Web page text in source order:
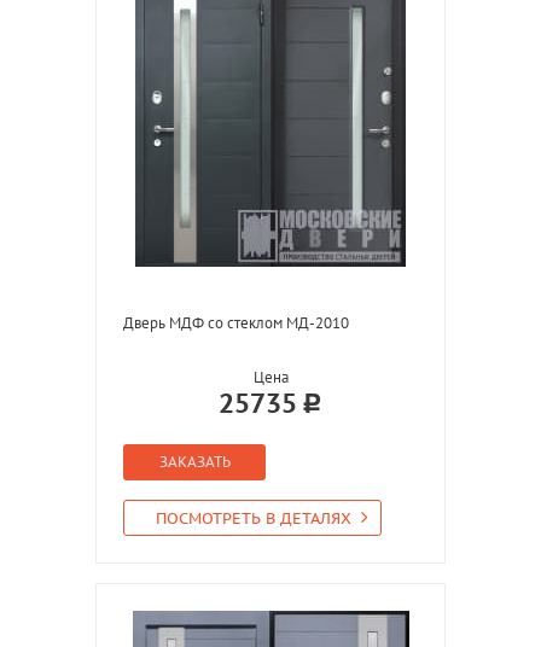
Дверь МДФ со стеклом МД-2010
Цена
25735
ЗАКАЗАТЬ
ПОСМОТРЕТЬ В ДЕТАЛЯХ